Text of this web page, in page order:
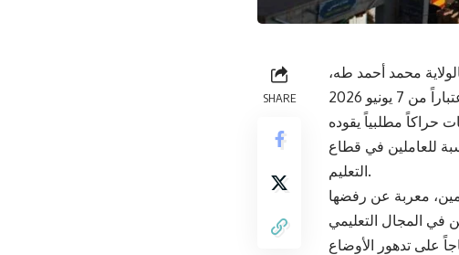
SHARE
محمد أحمد طه،
حراكاً مطلبياً يقوده
للعاملين في قطاع
التعليم.
معربة عن رفضها
على تدهور الأوضاع